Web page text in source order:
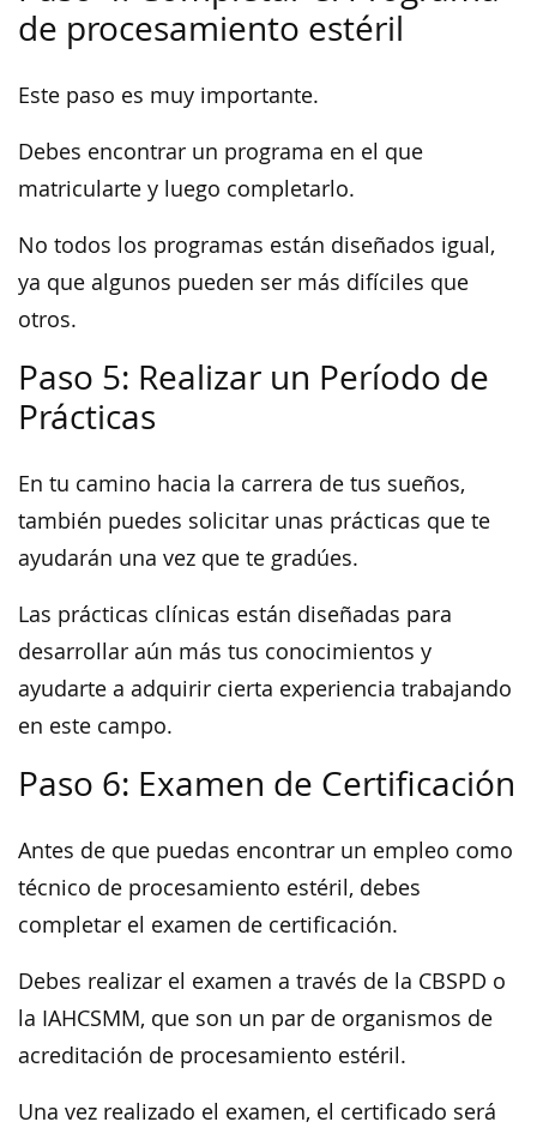
de procesamiento estéril
Este paso es muy importante.
Debes encontrar un programa en el que
matricularte y luego completarlo.
No todos los programas están diseñados igual,
ya que algunos pueden ser más difíciles que
otros.
Paso 5: Realizar un Período de
Prácticas
En tu camino hacia la carrera de tus sueños,
también puedes solicitar unas prácticas que te
ayudarán una vez que te gradúes.
Las prácticas clínicas están diseñadas para
desarrollar aún más tus conocimientos y
ayudarte a adquirir cierta experiencia trabajando
en este campo.
Paso 6: Examen de Certificación
Antes de que puedas encontrar un empleo como
técnico de procesamiento estéril, debes
completar el examen de certificación.
Debes realizar el examen a través de la CBSPD o
la IAHCSMM, que son un par de organismos de
acreditación de procesamiento estéril.
Una vez realizado el examen, el certificado será